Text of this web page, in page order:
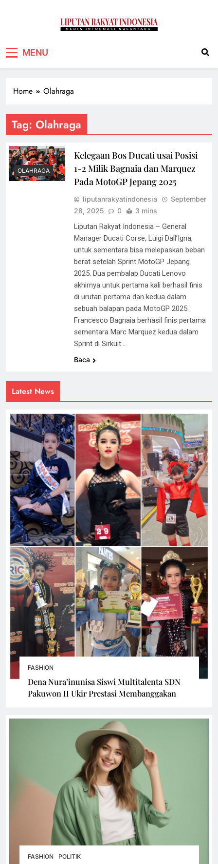
Indonesia
MENU
Latest News
FASHION
Dena Nura’inunisa Siswi Multitalenta SDN
Pakuwon II Ukir Prestasi Membanggakan
FASHION POLITIK
Home Olahraga
Tag: Olahraga
OLAHRAGA
Kelegaan Bos Ducati usai Posisi
1-2 Milik Bagnaia dan Marquez
Pada MotoGP Jepang 2025
liputanrakyatindonesia
September
28, 2025
0 3 mins
Liputan Rakyat Indonesia – General
Manager Ducati Corse, Luigi Dall’Igna,
untuk sementara bisa melepaskan beban
berat setelah Sprint MotoGP Jepang
2025. Dua pembalap Ducati Lenovo
akhirnya untuk pertama kali berhasil finis
di urutan pertama dan kedua dalam
sebuah balapan pada MotoGP 2025.
Francesco Bagnaia berhasil finis pertama
sementara Marc Marquez kedua dalam
Sprint di Sirkuit…
Baca